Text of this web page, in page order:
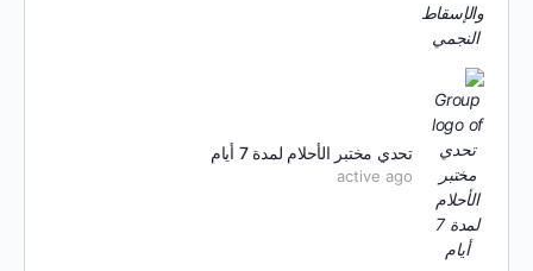
تحدي مختبر الأحلام لمدة 7 أيام
active ago